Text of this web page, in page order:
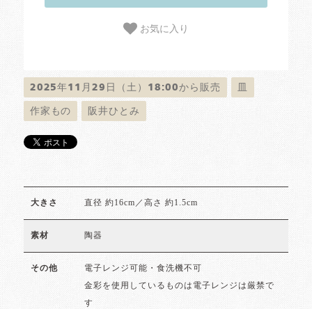
お気に入り
2025年11月29日（土）18:00から販売
作家もの 阪井ひとみ
大きさ 直径 約16cm／高さ 約1.5cm
素材 陶器
その他 電子レンジ可能・食洗機不可
金彩を使用しているものは電子レンジは厳禁で
す